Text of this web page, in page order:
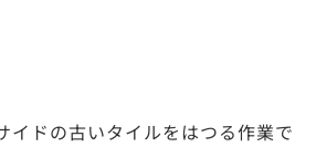
イドの古いタイルをはつる作業で